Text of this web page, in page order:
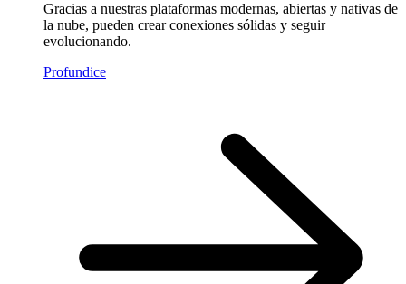
Gracias a nuestras plataformas modernas, abiertas y nativas de
la nube, pueden crear conexiones sólidas y seguir
evolucionando.
Profundice